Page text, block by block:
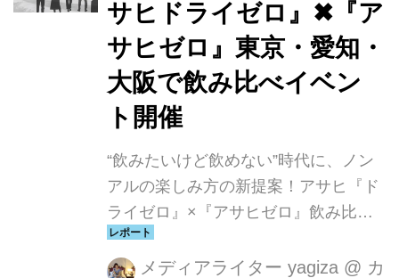
す。
サヒドライゼロ』✖『ア
サヒゼロ』東京・愛知・
大阪で飲み比べイベン
ト開催
“飲みたいけど飲めない”時代に、ノン
アルの楽しみ方の新提案！アサヒ『ド
ライゼロ』×『アサヒゼロ』飲み比べ
イベントが6月スタート！ アサヒビー
ルが行った「お酒と仕事の両立」に関
メディアライター yagiza @ カ